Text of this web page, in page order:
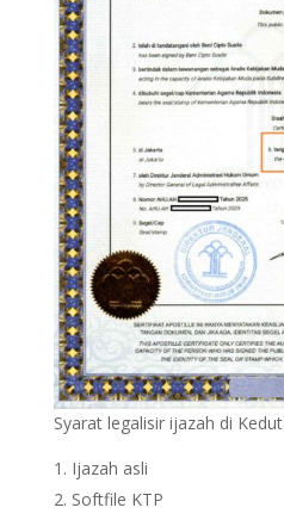
Syarat legalisir ijazah di
Ijazah asli
Softfile KTP